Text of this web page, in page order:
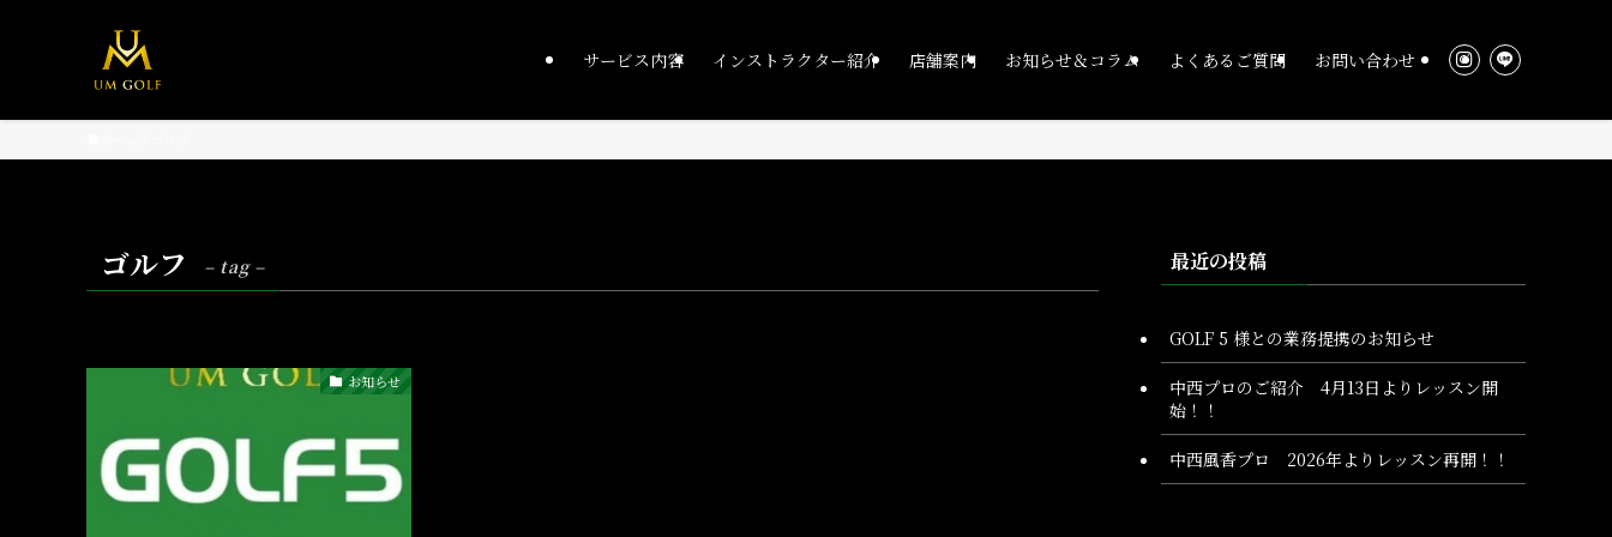
サービス内容 インストラクター紹介 店舗案内 お知らせ＆コラム よくあるご質問 お問い合わせ
ゴルフ – tag –
お知らせ
最近の投稿
GOLF 5 様との業務提携のお知らせ
中西プロのご紹介 4月13日よりレッスン開
始！！
中西風香プロ 2026年よりレッスン再開！！